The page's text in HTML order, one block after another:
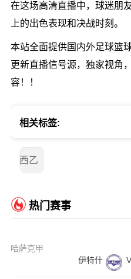
在这场高清直播中，球迷朋
上的出色表现和决战时刻。
本站全面提供国内外足球篮
更新直播信号源，独家视角
容！！
相关标签:
西乙
热门赛事
哈萨克甲
伊特什